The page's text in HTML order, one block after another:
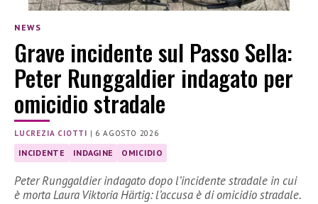
NEWS
Grave incidente sul Passo Sella:
Peter Runggaldier indagato per
omicidio stradale
LUCREZIA CIOTTI | 6 AGOSTO 2026
INCIDENTE INDAGINE OMICIDIO
Peter Runggaldier indagato dopo l’incidente stradale in cui
è morta Laura Viktoria Härtig: l’accusa è di omicidio stradale.